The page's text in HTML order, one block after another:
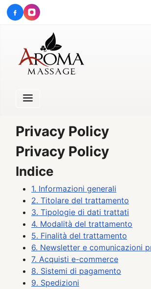
Privacy Policy
Privacy Policy
Indice
1. Informazioni generali
2. Titolare del trattamento
3. Tipologie di dati trattati
4. Modalità del trattamento
5. Finalità del trattamento
6. Newsletter e comunicazioni
7. Acquisti e-commerce
8. Sistemi di pagamento
9. Spedizioni